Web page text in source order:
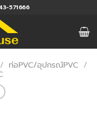
571666
/ ท่อPVC/อุปกรณ์PVC /